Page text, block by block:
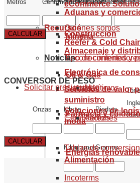
Minería
Oil & Gas
Farmacia y
Energías
Aduanas y
Almacenaje y
Servicios de valor
suministro
eCommerce
Reefer & Cold
Construcción
Electrónica de
Soluciones de
moda
Alimentación
Quiénes somos
Reconocimientos y
Historia
Certificaciones
Recursos
Tipo de
Marítimos
Aéreos
Tablas de
Incoterms
Noticias
Solicitar presupuesto
Pies
Pulgadas
Centímetros
Metros
CALCULAR
CONVERSOR DE PESO
Piedras
Libras
Onzas
Gramos
Kilogramos
CALCULAR